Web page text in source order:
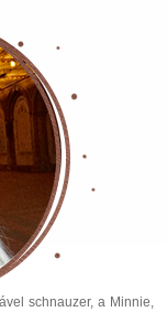
schnauzer, a Minnie,